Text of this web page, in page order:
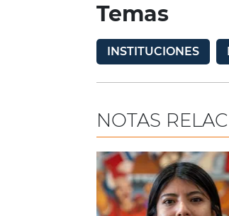
Temas
INSTITUCIONES
NOTAS